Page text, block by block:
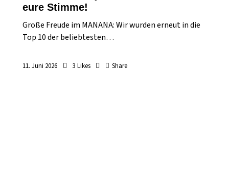
eure Stimme!
Große Freude im MANANA: Wir wurden erneut in die
Top 10 der beliebtesten…
11. Juni 2026 3 Likes Share